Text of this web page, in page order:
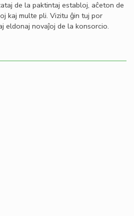
de la paktintaj establoj, aĉeton de
kaj multe pli. Vizitu ĝin tuj por
eldonaj novaĵoj de la konsorcio.